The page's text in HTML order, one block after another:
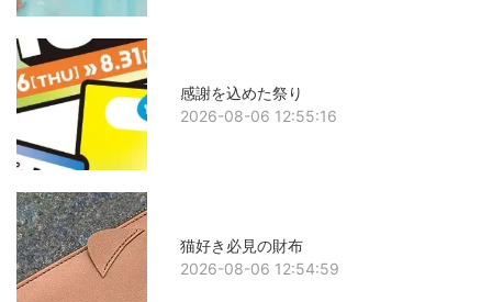
感謝を込めた祭り
2026-08-06 12:55:16
猫好き必見の財布
2026-08-06 12:54:59